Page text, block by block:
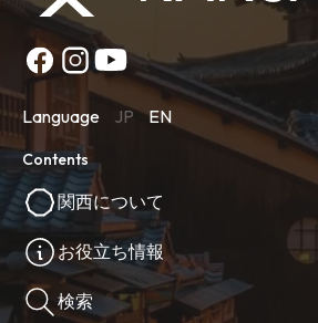
Language JP EN
Contents
関西について
お役立ち情報
検索